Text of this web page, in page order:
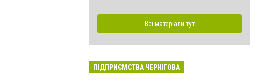
Всі матеріали тут
ПІДПРИЄМСТВА ЧЕРНІГОВА